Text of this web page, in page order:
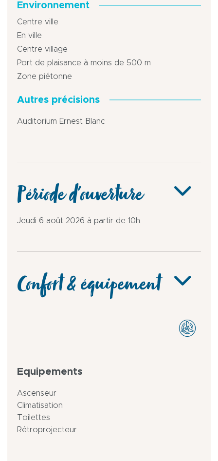
Environnement
Centre ville
En ville
Centre village
Port de plaisance à moins de 500 m
Zone piétonne
Autres précisions
Auditorium Ernest Blanc
Période d'ouverture
Jeudi 6 août 2026 à partir de 10h.
Confort & équipement
Equipements
Ascenseur
Climatisation
Toilettes
Rétroprojecteur